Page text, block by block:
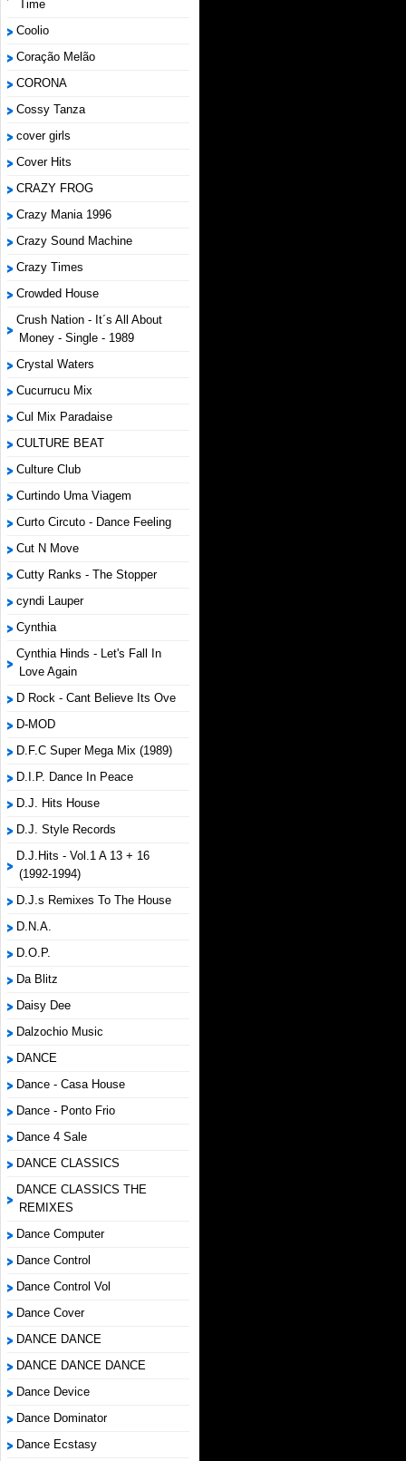
Time
Coolio
Coração Melão
CORONA
Cossy Tanza
cover girls
Cover Hits
CRAZY FROG
Crazy Mania 1996
Crazy Sound Machine
Crazy Times
Crowded House
Crush Nation - It´s All About
Money - Single - 1989
Crystal Waters
Cucurrucu Mix
Cul Mix Paradaise
CULTURE BEAT
Culture Club
Curtindo Uma Viagem
Curto Circuto - Dance Feeling
Cut N Move
Cutty Ranks - The Stopper
cyndi Lauper
Cynthia
Cynthia Hinds - Let's Fall In
Love Again
D Rock - Cant Believe Its Ove
D-MOD
D.F.C Super Mega Mix (1989)
D.I.P. Dance In Peace
D.J. Hits House
D.J. Style Records
D.J.Hits - Vol.1 A 13 + 16
(1992-1994)
D.J.s Remixes To The House
D.N.A.
D.O.P.
Da Blitz
Daisy Dee
Dalzochio Music
DANCE
Dance - Casa House
Dance - Ponto Frio
Dance 4 Sale
DANCE CLASSICS
DANCE CLASSICS THE
REMIXES
Dance Computer
Dance Control
Dance Control Vol
Dance Cover
DANCE DANCE
DANCE DANCE DANCE
Dance Device
Dance Dominator
Dance Ecstasy